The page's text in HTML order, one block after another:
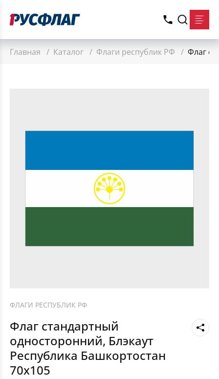
Главная / Каталог / Флаги республик РФ / Флаг
ФЛАГИ РЕСПУБЛИК РФ
Флаг стандартный
односторонний, Блэкаут
Республика Башкортостан
70х105